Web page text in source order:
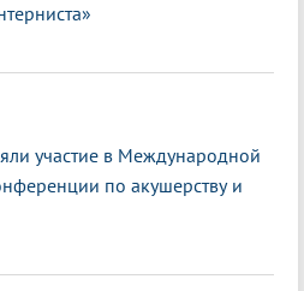
участие в Международной
по акушерству и